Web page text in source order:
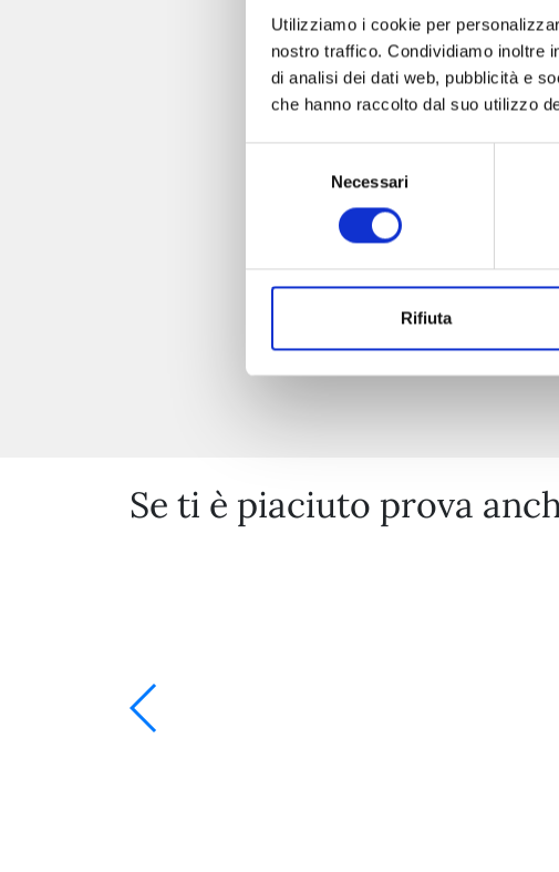
Utilizziamo i cookie per
nostro traffico. Condividiamo inoltre
di analisi dei dati web, pubblicità e
che hanno raccolto dal suo utilizzo
Necessari
Rifiuta
Se ti è piaciuto prova